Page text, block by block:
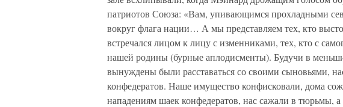
патриотов Союза: «Вам, упивающимся прохладными
вокруг флага нации… А мы представляем тех, кто
встречался лицом к лицу с изменниками, тех, кто с
нашей родины (бурные аплодисменты). Будучи в
вынуждены были расставаться со своими сыновьями,
конфедератов. Наше имущество конфисковали, дома
нападениям шаек конфедератов, нас сажали в тюрьмы,